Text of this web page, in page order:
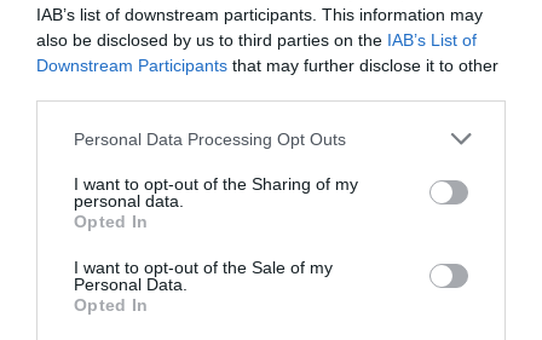
IAB’s list of downstream participants. This information may
also be disclosed by us to third parties on the IAB’s List of
Downstream Participants that may further disclose it to other
Please note that this website/app uses one or more Google
not limited to your visit or usage behaviour. You may click to
grant or deny consent to Google and its third-party tags to
use your data for below specified purposes in below Google
consent section.
Personal Data Processing Opt Outs
I want to opt-out of the Sharing of my
personal data.
Opted In
I want to opt-out of the Sale of my
Personal Data.
Opted In